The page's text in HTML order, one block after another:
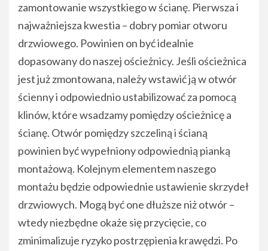
zamontowanie wszystkiego w ścianę. Pierwsza i
najważniejsza kwestia – dobry pomiar otworu
drzwiowego. Powinien on być idealnie
dopasowany do naszej ościeżnicy. Jeśli ościeżnica
jest już zmontowana, należy wstawić ją w otwór
ścienny i odpowiednio ustabilizować za pomocą
klinów, które wsadzamy pomiędzy ościeżnicę a
ścianę. Otwór pomiędzy szczeliną i ścianą
powinien być wypełniony odpowiednią pianką
montażową. Kolejnym elementem naszego
montażu będzie odpowiednie ustawienie skrzydeł
drzwiowych. Mogą być one dłuższe niż otwór –
wtedy niezbędne okaże się przycięcie, co
zminimalizuje ryzyko postrzępienia krawędzi. Po